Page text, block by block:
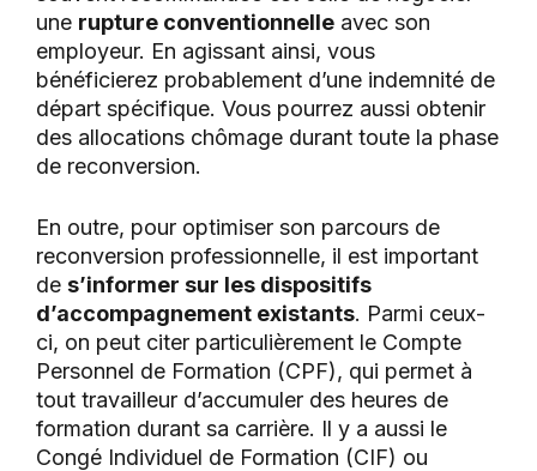
une rupture conventionnelle avec son
employeur. En agissant ainsi, vous
bénéficierez probablement d’une indemnité de
départ spécifique. Vous pourrez aussi obtenir
des allocations chômage durant toute la phase
de reconversion.
En outre, pour optimiser son parcours de
reconversion professionnelle, il est important
de s’informer sur les dispositifs
d’accompagnement existants. Parmi ceux-
ci, on peut citer particulièrement le Compte
Personnel de Formation (CPF), qui permet à
tout travailleur d’accumuler des heures de
formation durant sa carrière. Il y a aussi le
Congé Individuel de Formation (CIF) ou